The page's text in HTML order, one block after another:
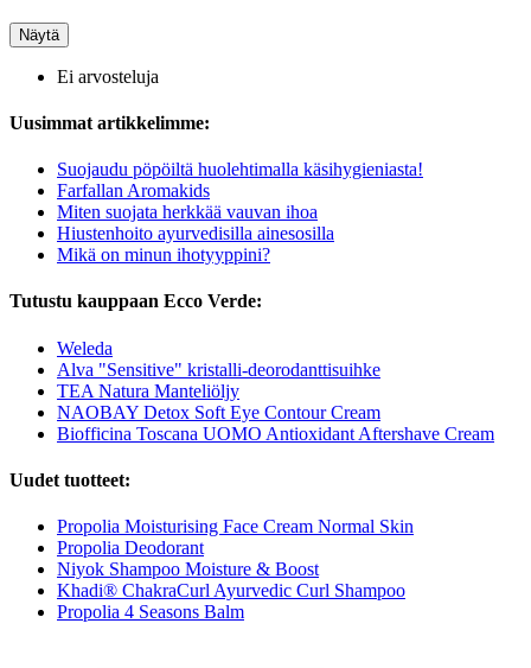
Näytä
Ei arvosteluja
Uusimmat artikkelimme:
Suojaudu pöpöiltä huolehtimalla käsihygieniasta!
Farfallan Aromakids
Miten suojata herkkää vauvan ihoa
Hiustenhoito ayurvedisilla ainesosilla
Mikä on minun ihotyyppini?
Tutustu kauppaan Ecco Verde:
Weleda
Alva "Sensitive" kristalli-deorodanttisuihke
TEA Natura Manteliöljy
NAOBAY Detox Soft Eye Contour Cream
Biofficina Toscana UOMO Antioxidant Aftershave Cream
Uudet tuotteet:
Propolia Moisturising Face Cream Normal Skin
Propolia Deodorant
Niyok Shampoo Moisture & Boost
Khadi® ChakraCurl Ayurvedic Curl Shampoo
Propolia 4 Seasons Balm